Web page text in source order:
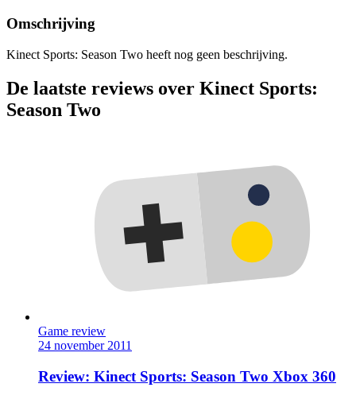
Omschrijving
Kinect Sports: Season Two heeft nog geen beschrijving.
De laatste reviews over Kinect Sports:
Season Two
Game review
24 november 2011
Review: Kinect Sports: Season Two Xbox 360